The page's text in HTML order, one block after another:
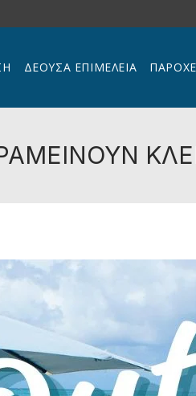
ΔΕΟΥΣΑ ΕΠΙΜΕΛΕΙΑ